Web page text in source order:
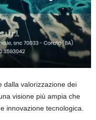
dalla valorizzazione dei
visione più ampia che
innovazione tecnologica.